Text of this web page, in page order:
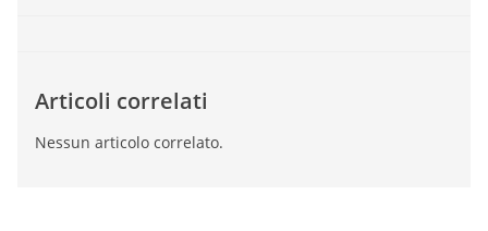
Articoli correlati
Nessun articolo correlato.